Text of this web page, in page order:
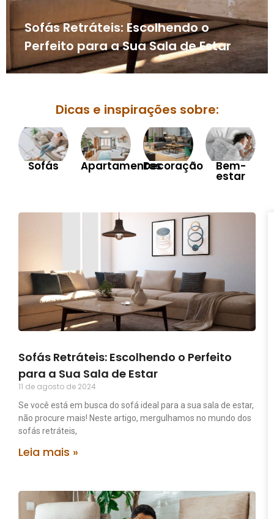
Sofás Retráteis: Escolhendo o
Perfeito para a Sua Sala de Estar
Dicas e inspirações sobre:
Sofás ApartamentosDecoração Bem-
estar
Sofás Retráteis: Escolhendo o Perfeito
para a Sua Sala de Estar
11 de agosto de 2024
Se você está em busca do sofá ideal para a sua sala de estar,
não procure mais! Neste artigo, mergulhamos no mundo dos
sofás retráteis,
Leia mais »